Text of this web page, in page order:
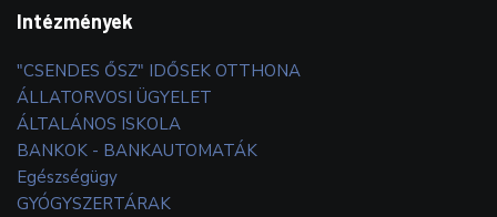
Intézmények
"CSENDES ŐSZ" IDŐSEK OTTHONA
ÁLLATORVOSI ÜGYELET
ÁLTALÁNOS ISKOLA
BANKOK - BANKAUTOMATÁK
Egészségügy
GYÓGYSZERTÁRAK